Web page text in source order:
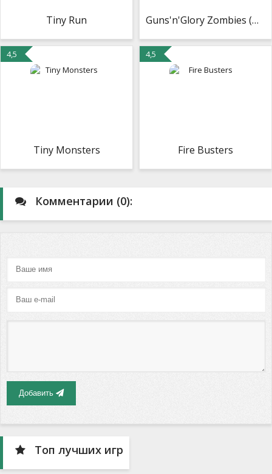
Tiny Run Guns'n'Glory Zombies (Mod Money)
4,5
Tiny Monsters
4,5
Fire Busters
Комментарии (0):
Добавить
Топ лучших игр